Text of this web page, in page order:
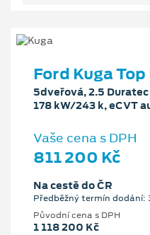
Ford Kuga
5dveřová, 2.5
178 kW/243 k, eCVT
Vaše cena s DPH
811 200 Kč
Na cestě do ČR
Předběžný termín dodání:
Původní cena s DPH
1 118 200 Kč